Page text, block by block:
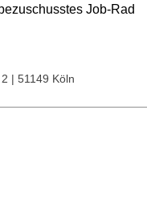
Job-Rad
| 51149 Köln